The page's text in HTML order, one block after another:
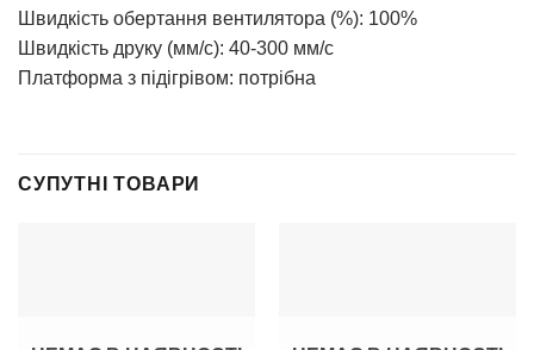
Швидкість обертання вентилятора (%): 100%
Швидкість друку (мм/с): 40-300 мм/с
Платформа з підігрівом: потрібна
СУПУТНІ ТОВАРИ